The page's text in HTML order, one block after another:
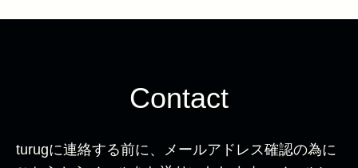
Contact
turugに連絡する前に、メールアドレス確認の為に